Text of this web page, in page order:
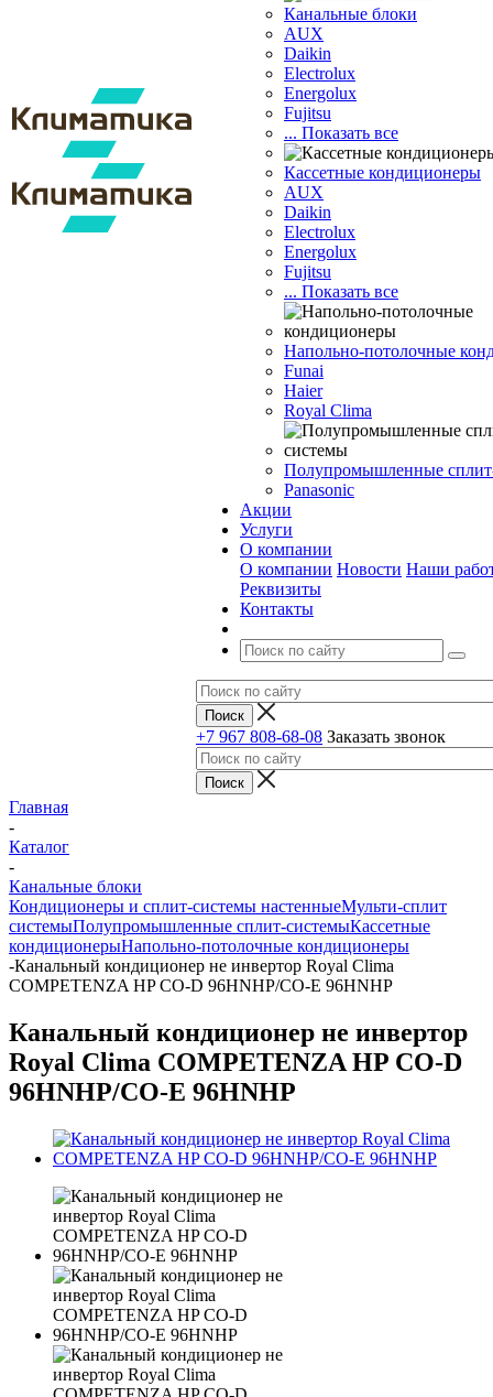
Канальные блоки
AUX
Dаikin
Electrolux
Energolux
Fujitsu
... Показать все
Кассетные кондиционеры
AUX
Daikin
Electrolux
Energolux
Fujitsu
... Показать все
Напольно-потолочные
Funai
Haier
Royal Clima
Полупромышленные
Panasonic
Акции
Услуги
О компании
О компании Новости Наши
Реквизиты
Контакты
+7 967 808-68-08 Заказать звонок
Главная
-
Каталог
-
Канальные блоки
Кондиционеры и сплит-системы настенныеМульти-сплит
системыПолупромышленные сплит-системыКассетные
кондиционерыНапольно-потолочные кондиционеры
-Канальный кондиционер не инвертор Royal Clima
COMPETENZA HP CO-D 96HNHP/CO-E 96HNHP
Канальный кондиционер не инвертор
Royal Clima COMPETENZA HP CO-D
96HNHP/CO-E 96HNHP